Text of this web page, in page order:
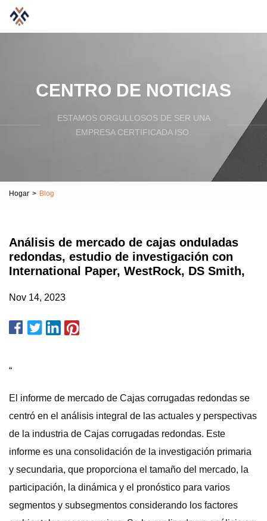
CENTRO DE NOTICIAS
ESTAMOS ORGULLOSOS DE SER UNA
EMPRESA CERTIFICADA ISO.
Hogar > Blog
Análisis de mercado de cajas onduladas
redondas, estudio de investigación con
International Paper, WestRock, DS Smith,
Nov 14, 2023
“
El informe de mercado de Cajas corrugadas redondas se
centró en el análisis integral de las actuales y perspectivas
de la industria de Cajas corrugadas redondas. Este
informe es una consolidación de la investigación primaria
y secundaria, que proporciona el tamaño del mercado, la
participación, la dinámica y el pronóstico para varios
segmentos y subsegmentos considerando los factores